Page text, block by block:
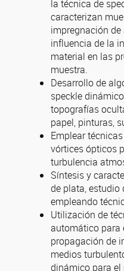
la técnica de
caracterizan
impregnación
influencia de la
material en las
muestra.
Desarrollo de
speckle
topografías
papel, pinturas,
Emplear
vórtices ópticos
turbulencia
Síntesis y
de plata,
empleando
Utilización de
automático para
propagación de
medios
dinámico para el